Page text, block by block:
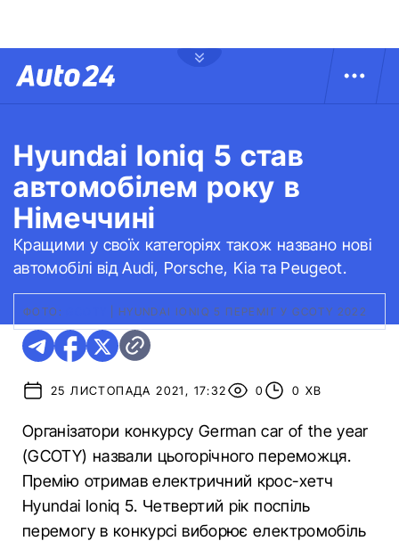
Hyundai Ioniq 5 став
автомобілем року в
Німеччині
Кращими у своїх категоріях також названо нові
автомобілі від Audi, Porsche, Kia та Peugeot.
ФОТО: HYUNDAI IONIQ 5 ПЕРЕМІГ У GCOTY 2022
25 ЛИСТОПАДА 2021, 17:32 0 0 ХВ
Організатори конкурсу German car of the year
(GCOTY) назвали цьогорічного переможця.
Премію отримав електричний крос-хетч
Hyundai Ioniq 5. Четвертий рік поспіль
перемогу в конкурсі виборює електромобіль